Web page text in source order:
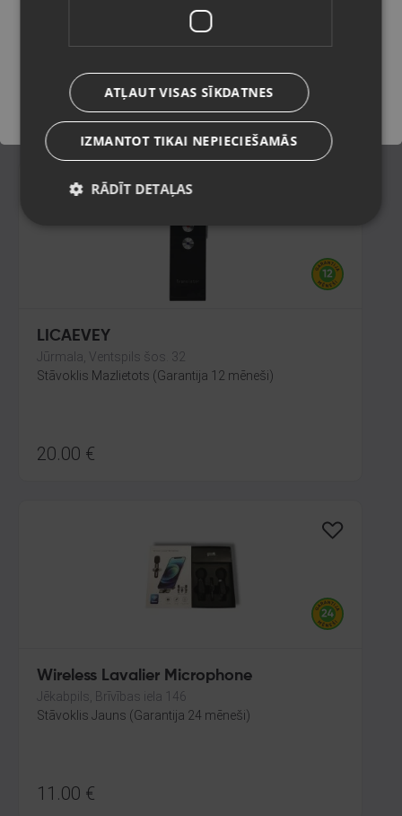
Daugavpils, Jātnieku iela 78-1B
Stāvoklis Jauns (Garantija 24 mēneši)
€
LICAEVEY
Jūrmala, Ventspils šos. 32
Stāvoklis Mazlietots (Garantija 12 mēneši)
20.00 €
Wireless Lavalier Microphone
Jēkabpils, Brīvības iela 146
Stāvoklis Jauns (Garantija 24 mēneši)
11.00 €
Saglabāt
ATĻAUT VISAS SĪKDATNES
IZMANTOT TIKAI NEPIECIEŠAMĀS
RĀDĪT DETAĻAS